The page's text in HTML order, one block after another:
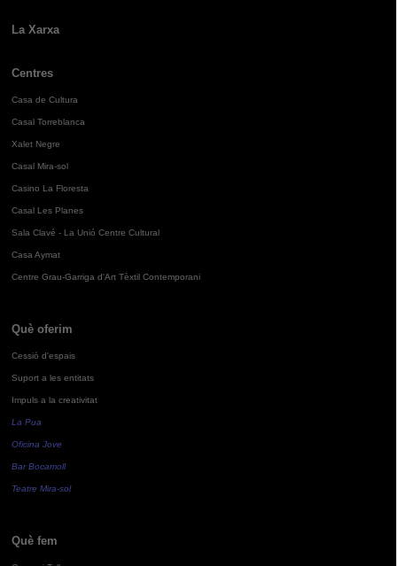
La Xarxa
Centres
Casa de Cultura
Casal Torreblanca
Xalet Negre
Casal Mira-sol
Casino La Floresta
Casal Les Planes
Sala Clavé - La Unió Centre Cultural
Casa Aymat
Centre Grau-Garriga d'Art Tèxtil Contemporani
Què oferim
Cessió d'espais
Suport a les entitats
Impuls a la creativitat
La Pua
Oficina Jove
Bar Bocamoll
Teatre Mira-sol
Què fem